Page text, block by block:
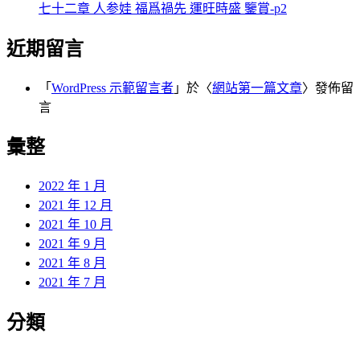
七十二章 人参娃 福爲禍先 運旺時盛 鑒賞-p2
近期留言
「 WordPress 示範留言者 」於〈網站第一篇文章〉發佈留
言
彙整
2022 年 1 月
2021 年 12 月
2021 年 10 月
2021 年 9 月
2021 年 8 月
2021 年 7 月
分類